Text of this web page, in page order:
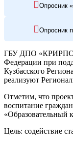
Опросник
Опросник
ГБУ ДПО «КРИРПО»
Федерации при
Кузбасского
реализуют
Отметим, что
воспитание
«Образовательный
Цель: содействие